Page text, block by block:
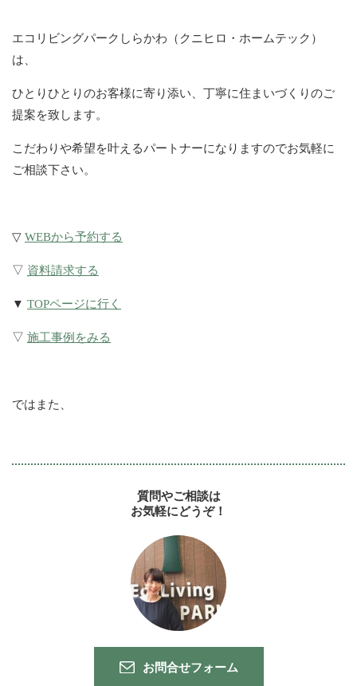
エコリビングパークしらかわ（クニヒロ・ホームテック）
は、
ひとりひとりのお客様に寄り添い、丁寧に住まいづくりのご
提案を致します。
こだわりや希望を叶えるパートナーになりますのでお気軽に
ご相談下さい。
▽ WEBから予約する
▽ 資料請求する
▼ TOPページに行く
▽ 施工事例をみる
ではまた、
質問やご相談は
お気軽にどうぞ！
お問合せフォーム